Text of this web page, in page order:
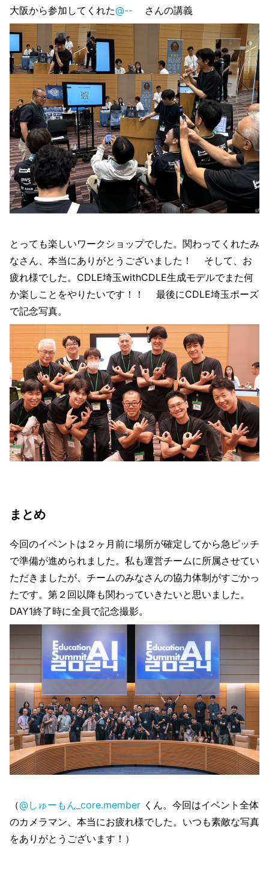
大阪から参加してくれた@-- さんの講義
とっても楽しいワークショップでした。関わってくれたみ
なさん、本当にありがとうございました！ そして、お
疲れ様でした。CDLE埼玉withCDLE生成モデルでまた何
か楽しことをやりたいです！！ 最後にCDLE埼玉ポーズ
で記念写真。
まとめ
今回のイベントは２ヶ月前に場所が確定してから急ピッチ
で準備が進められました。私も運営チームに所属させてい
ただきましたが、チームのみなさんの協力体制がすごかっ
たです。第２回以降も関わっていきたいと思いました。
DAY1終了時に全員で記念撮影。
（@しゅーもん_core.member くん。今回はイベント全体
のカメラマン、本当にお疲れ様でした。いつも素敵な写真
をありがとうございます！）